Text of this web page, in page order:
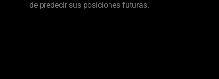
de predecir sus posiciones futuras.